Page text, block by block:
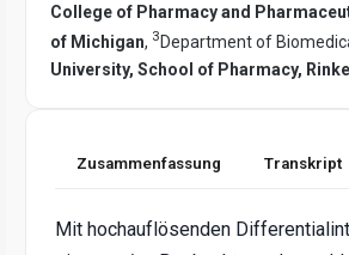
College of Pharmacy and
of Michigan, 3 Department of
University, School of Pharmacy,
Zusammenfassung Transkript
Mit hochauflösenden